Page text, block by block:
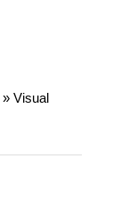
» Visual